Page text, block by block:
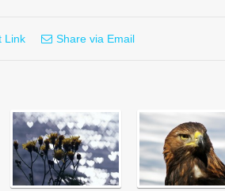
Link Share via Email